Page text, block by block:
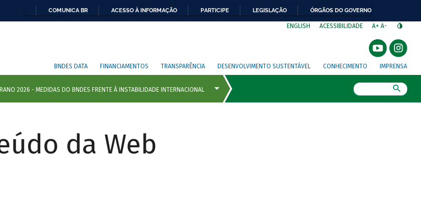
COMUNICA BR ACESSO À INFORMAÇÃO PARTICIPE LEGISLAÇÃO ÓRGÃOS DO GOVERNO
ENGLISH ACESSIBILIDADE A+ A-
BNDES DATA FINANCIAMENTOS TRANSPARÊNCIA DESENVOLVIMENTO SUSTENTÁVEL CONHECIMENTO IMPRENSA
da Web